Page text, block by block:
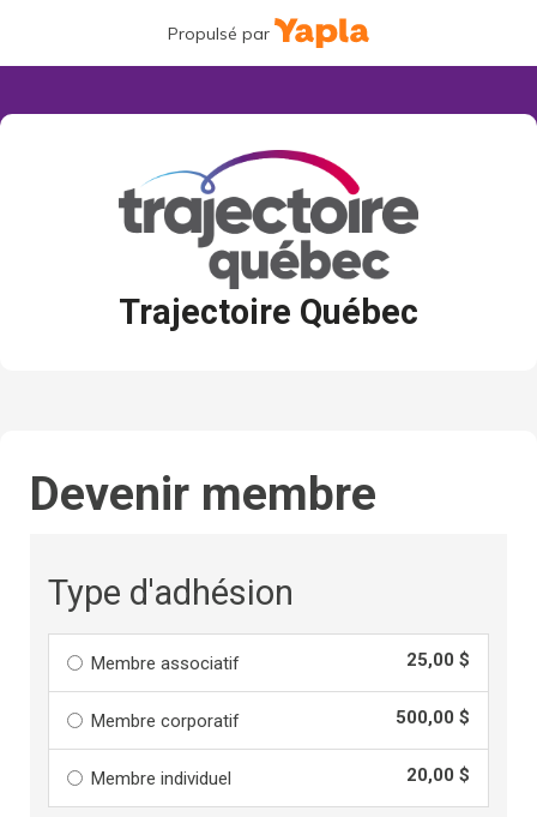
Propulsé par
Trajectoire Québec
Devenir membre
Type d'adhésion
25,00 $
Membre associatif
500,00 $
Membre corporatif
20,00 $
Membre individuel